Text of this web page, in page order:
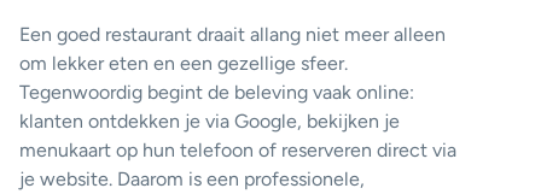
Een goed restaurant draait allang niet meer alleen
om lekker eten en een gezellige sfeer.
Tegenwoordig begint de beleving vaak online:
klanten ontdekken je via Google, bekijken je
menukaart op hun telefoon of reserveren direct via
je website. Daarom is een professionele,